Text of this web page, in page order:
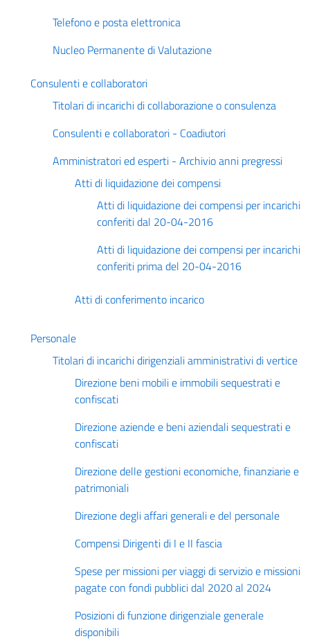
Telefono e posta elettronica
Nucleo Permanente di Valutazione
Consulenti e collaboratori
Titolari di incarichi di collaborazione o consulenza
Consulenti e collaboratori - Coadiutori
Amministratori ed esperti - Archivio anni pregressi
Atti di liquidazione dei compensi
Atti di liquidazione dei compensi per incarichi
conferiti dal 20-04-2016
Atti di liquidazione dei compensi per incarichi
conferiti prima del 20-04-2016
Atti di conferimento incarico
Personale
Titolari di incarichi dirigenziali amministrativi di vertice
Direzione beni mobili e immobili sequestrati e
confiscati
Direzione aziende e beni aziendali sequestrati e
confiscati
Direzione delle gestioni economiche, finanziarie e
patrimoniali
Direzione degli affari generali e del personale
Compensi Dirigenti di I e II fascia
Spese per missioni per viaggi di servizio e missioni
pagate con fondi pubblici dal 2020 al 2024
Posizioni di funzione dirigenziale generale
disponibili